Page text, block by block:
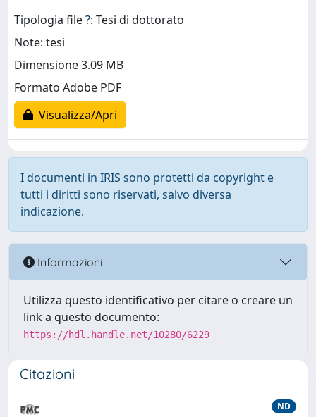
Tipologia file?: Tesi di dottorato
Note: tesi
Dimensione 3.09 MB
Formato Adobe PDF
Visualizza/Apri
I documenti in IRIS sono protetti da copyright e
tutti i diritti sono riservati, salvo diversa
indicazione.
Informazioni
Utilizza questo identificativo per citare o creare un
link a questo documento:
https://hdl.handle.net/10280/6229
Citazioni
ND